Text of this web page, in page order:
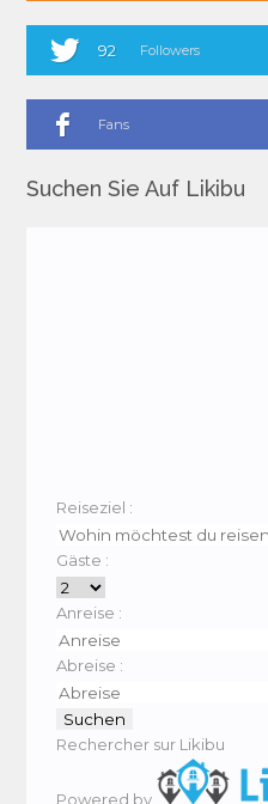
92 Followers
Fans
Suchen Sie Auf Likibu
Reiseziel :
Gäste :
Anreise :
Abreise :
Rechercher sur Likibu
Powered by